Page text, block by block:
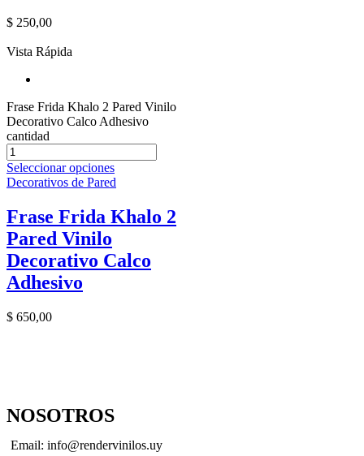
$ 250,00
Vista Rápida
Frase Frida Khalo 2 Pared Vinilo
Decorativo Calco Adhesivo
cantidad
Seleccionar opciones
Decorativos de Pared
Frase Frida Khalo 2
Pared Vinilo
Decorativo Calco
Adhesivo
$ 650,00
NOSOTROS
Email: info@rendervinilos.uy